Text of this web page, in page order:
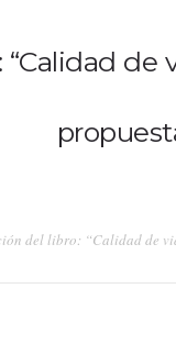
del libro: “Calidad de